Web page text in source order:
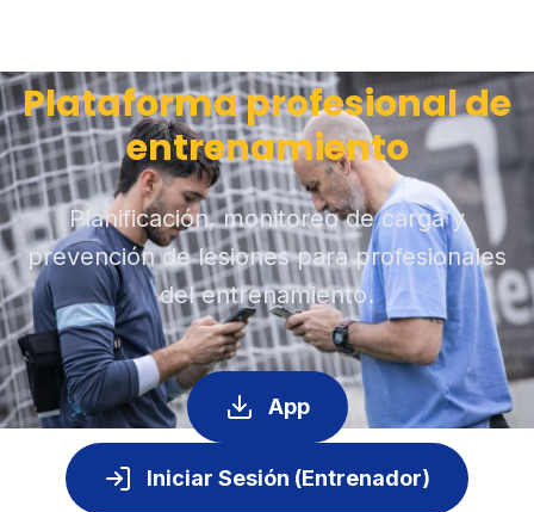
Plataforma profesional de
entrenamiento
Planificación, monitoreo de carga y
prevención de lesiones para profesionales
del entrenamiento.
App
Iniciar Sesión (Entrenador)